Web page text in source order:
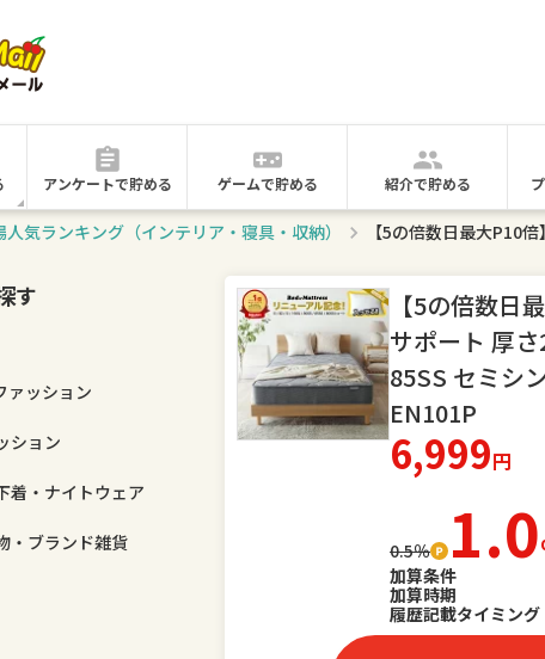
アンケートで貯める ゲームで貯める 紹介で貯める
人気ランキング（インテリア・寝具・収納）
す
ァッション
ション
着・ナイトウェア
・ブランド雑貨
【5の倍数日
サポート 厚
85SS セミシ
EN101P
6,999円
0.5％ 1.0
加算条件
加算時期
履歴記載タイミング